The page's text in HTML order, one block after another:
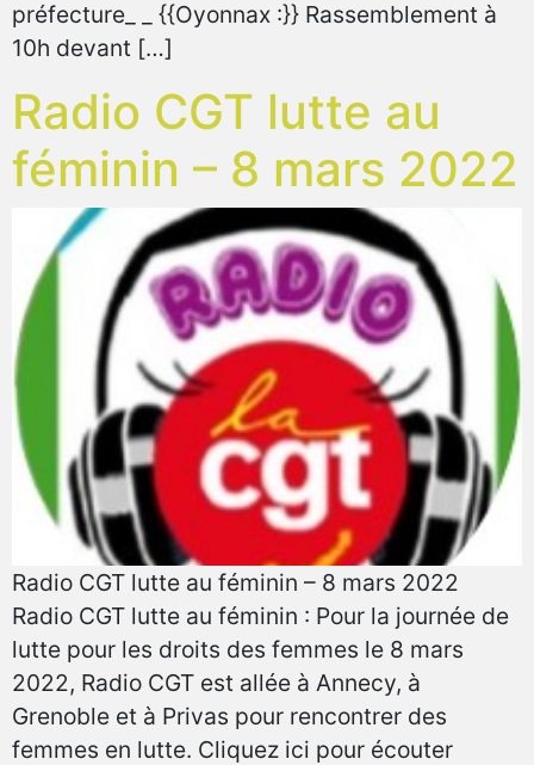
préfecture_ _ {{Oyonnax :}} Rassemblement à
10h devant […]
Radio CGT lutte au
féminin – 8 mars 2022
Radio CGT lutte au féminin – 8 mars 2022
Radio CGT lutte au féminin : Pour la journée de
lutte pour les droits des femmes le 8 mars
2022, Radio CGT est allée à Annecy, à
Grenoble et à Privas pour rencontrer des
femmes en lutte. Cliquez ici pour écouter